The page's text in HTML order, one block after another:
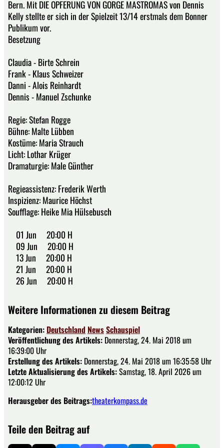
Bern. Mit DIE OPFERUNG VON GORGE MASTROMAS von Dennis
Kelly stellte er sich in der Spielzeit 13/14 erstmals dem Bonner
Publikum vor.
Besetzung
Claudia - Birte Schrein
Frank - Klaus Schweizer
Danni - Alois Reinhardt
Dennis - Manuel Zschunke
Regie: Stefan Rogge
Bühne: Malte Lübben
Kostüme: Maria Strauch
Licht: Lothar Krüger
Dramaturgie: Male Günther
Regieassistenz: Frederik Werth
Inspizienz: Maurice Höchst
Soufflage: Heike Mia Hülsebusch
01 Jun 20:00 H
09 Jun 20:00 H
13 Jun 20:00 H
21 Jun 20:00 H
26 Jun 20:00 H
Weitere Informationen zu diesem Beitrag
Kategorien: Deutschland NewsSchauspiel
Veröffentlichung des Artikels: Donnerstag, 24. Mai 2018 um
16:39:00 Uhr
Erstellung des Artikels: Donnerstag, 24. Mai 2018 um 16:35:58 Uhr
Letzte Aktualisierung des Artikels:Samstag, 18. April 2026 um
12:00:12 Uhr
Herausgeber des Beitrags:theaterkompass.de
Teile den Beitrag auf